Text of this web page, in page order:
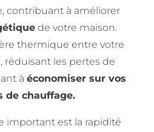
contribuant à améliorer
de votre maison.
thermique entre votre
réduisant les pertes de
à économiser sur vos
de chauffage.
important est la rapidité